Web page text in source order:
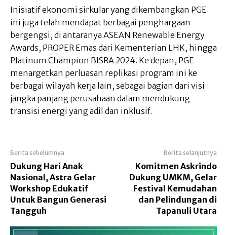
Inisiatif ekonomi sirkular yang dikembangkan PGE
ini juga telah mendapat berbagai penghargaan
bergengsi, di antaranya ASEAN Renewable Energy
Awards, PROPER Emas dari Kementerian LHK, hingga
Platinum Champion BISRA 2024. Ke depan, PGE
menargetkan perluasan replikasi program ini ke
berbagai wilayah kerja lain, sebagai bagian dari visi
jangka panjang perusahaan dalam mendukung
transisi energi yang adil dan inklusif.
Berita sebelumnya
Dukung Hari Anak
Nasional, Astra Gelar
Workshop Edukatif
Untuk Bangun Generasi
Tangguh
Berita selanjutnya
Komitmen Askrindo
Dukung UMKM, Gelar
Festival Kemudahan
dan Pelindungan di
Tapanuli Utara